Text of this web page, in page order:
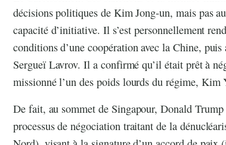
décisions politiques de Kim Jong-un, mais pas
capacité d’initiative. Il s’est personnellement
conditions d’une coopération avec la Chine,
Sergueï Lavrov. Il a confirmé qu’il était prêt à
missionné l’un des poids lourds du régime, Kim
De fait, au sommet de Singapour, Donald
processus de négociation traitant de la